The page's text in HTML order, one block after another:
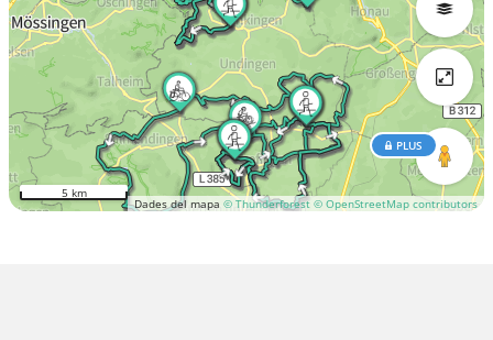
Dades del mapa © Thunderforest © OpenStreetMap contributors
PLUS
5 km